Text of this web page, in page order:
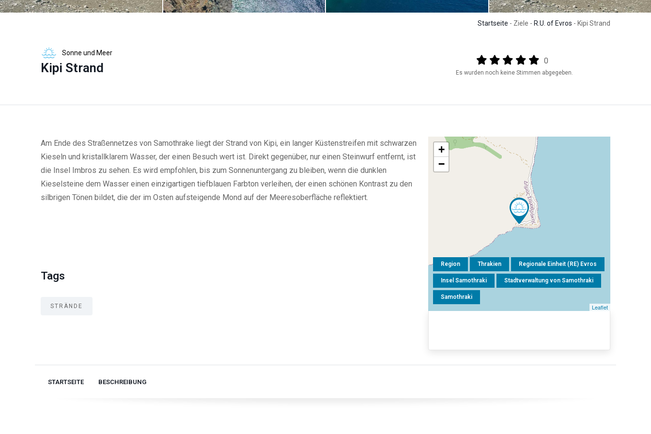
Startseite - Ziele - R.U. of Evros - Kipi Strand
Sonne und Meer
Kipi Strand
Output format
(star)(star)(star)(star)(star)
0
Es wurden noch keine Stimmen abgegeben.
Am Ende des Straßennetzes von Samothrake liegt der Strand von Kipi, ein langer Küstenstreifen mit schwarzen
Kieseln und kristallklarem Wasser, der einen Besuch wert ist. Direkt gegenüber, nur einen Steinwurf entfernt, ist
die Insel Imbros zu sehen. Es wird empfohlen, bis zum Sonnenuntergang zu bleiben, wenn die dunklen
Kieselsteine dem Wasser einen einzigartigen tiefblauen Farbton verleihen, der einen schönen Kontrast zu den
silbrigen Tönen bildet, die der im Osten aufsteigende Mond auf der Meeresoberfläche reflektiert.
Tags
STRÄNDE
Region Thrakien Regionale Einheit (RE) Evros
Insel Samothraki Stadtverwaltung von Samothraki
Samothraki
+
−
Leaflet
STARTSEITE BESCHREIBUNG